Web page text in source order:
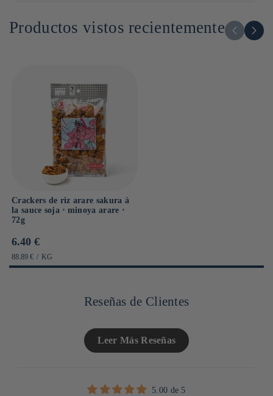
Productos vistos recientemente
Crackers de riz arare sakura à
la sauce soja ⋅ minoya arare ⋅
72g
Prix
habituel
6.40 €
PRIX
UNITAIRE
88.89 € / PAR
KG
Reseñas de Clientes
Leer Más Reseñas
5.00 de 5